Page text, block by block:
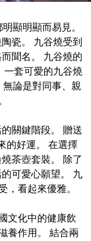
顯明顯而易見。
瓷。 九谷燒受到
聞名。 九谷燒的
一套可愛的九谷燒
論是對同事、親
關鍵階段。 贈送
的好運。 在選擇
茶壺套裝。 除了
可愛心願望。 九
，看起來優雅。
文化中的健康飲
養作用。 結合兩